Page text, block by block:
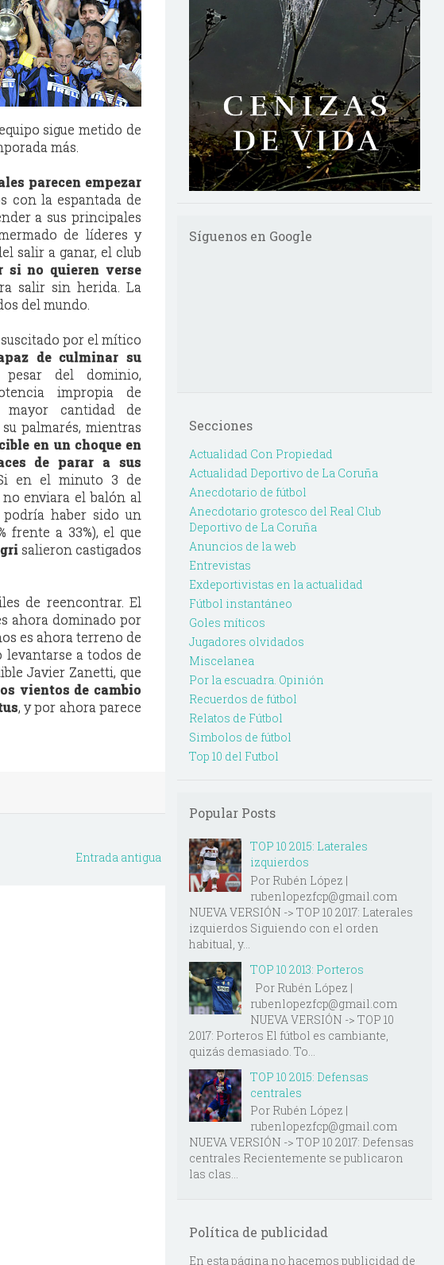
sigue metido de
más.
parecen empezar
con la espantada de
a sus principales
de líderes y
salir a ganar, el club
si no quieren verse
salir sin herida. La
del mundo.
por el mítico
de culminar su
del dominio,
impropia de
mayor cantidad de
palmarés, mientras
en un choque en
de parar a sus
en el minuto 3 de
enviara el balón al
haber sido un
frente a 33%), el que
salieron castigados
de reencontrar. El
ahora dominado por
es ahora terreno de
levantarse a todos de
Javier Zanetti, que
vientos de cambio
, y por ahora parece
Entrada antigua
Síguenos en Google
Secciones
Actualidad Con Propiedad
Actualidad Deportivo de La Coruña
Anecdotario de fútbol
Anecdotario grotesco del Real Club
Deportivo de La Coruña
Anuncios de la web
Entrevistas
Exdeportivistas en la actualidad
Fútbol instantáneo
Goles míticos
Jugadores olvidados
Miscelanea
Por la escuadra. Opinión
Recuerdos de fútbol
Relatos de Fútbol
Simbolos de fútbol
Top 10 del Futbol
Popular Posts
TOP 10 2015: Laterales
izquierdos
Por Rubén López |
rubenlopezfcp@gmail.com
NUEVA VERSIÓN -> TOP 10 2017: Laterales
izquierdos Siguiendo con el orden
habitual, y...
TOP 10 2013: Porteros
Por Rubén López |
rubenlopezfcp@gmail.com
NUEVA VERSIÓN -> TOP 10
2017: Porteros El fútbol es cambiante,
quizás demasiado. To...
TOP 10 2015: Defensas
centrales
Por Rubén López |
rubenlopezfcp@gmail.com
NUEVA VERSIÓN -> TOP 10 2017: Defensas
centrales Recientemente se publicaron
las clas...
Política de publicidad
En esta página no hacemos publicidad de